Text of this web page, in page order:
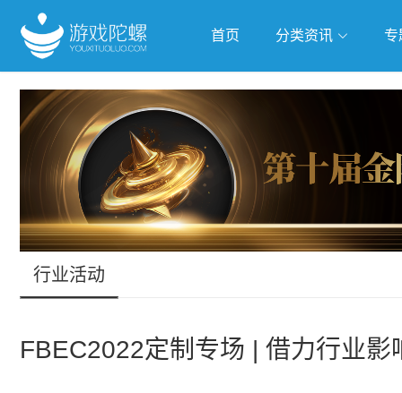
首页 分类资讯
抢滩全球 人工智能 武侠游
跨界Talk
行业活动
FBEC2022定制专场 | 借力行业